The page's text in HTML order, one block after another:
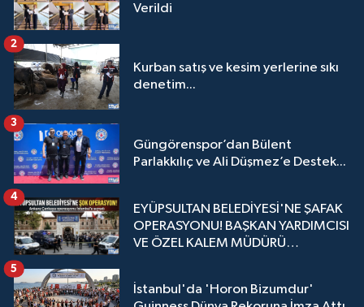
Verildi
Kurban satış ve kesim yerlerine sıkı
denetim...
2
Güngörenspor’dan Bülent
Parlakkılıç ve Ali Düşmez’e Destek...
3
EYÜPSULTAN BELEDİYESİ'NE ŞAFAK
OPERASYONU! BAŞKAN YARDIMCISI
VE ÖZEL KALEM MÜDÜRÜ
4
İstanbul'da 'Horon Bizumdur'
5